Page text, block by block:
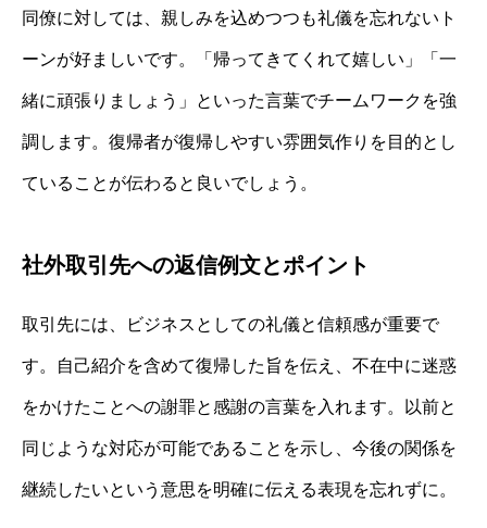
同僚に対しては、親しみを込めつつも礼儀を忘れないト
ーンが好ましいです。「帰ってきてくれて嬉しい」「一
緒に頑張りましょう」といった言葉でチームワークを強
調します。復帰者が復帰しやすい雰囲気作りを目的とし
ていることが伝わると良いでしょう。
社外取引先への返信例文とポイント
取引先には、ビジネスとしての礼儀と信頼感が重要で
す。自己紹介を含めて復帰した旨を伝え、不在中に迷惑
をかけたことへの謝罪と感謝の言葉を入れます。以前と
同じような対応が可能であることを示し、今後の関係を
継続したいという意思を明確に伝える表現を忘れずに。